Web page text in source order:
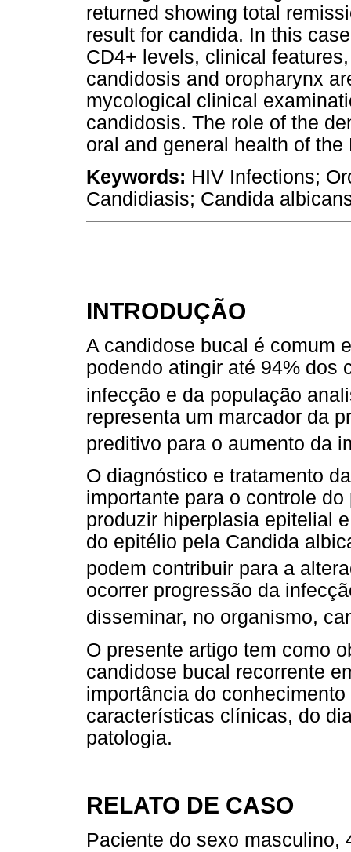
returned showing total
result for candida. In this
CD4+ levels, clinical
candidosis and oropharynx
mycological clinical
candidosis. The role of the
oral and general health of the
Keywords: HIV Infections;
Candidiasis; Candida
INTRODUÇÃO
A candidose bucal é comum
podendo atingir até 94% dos
infecção e da população
representa um marcador da
preditivo para o aumento da
O diagnóstico e tratamento
importante para o controle
produzir hiperplasia epitelial
do epitélio pela Candida
podem contribuir para a
ocorrer progressão da
disseminar, no organismo,
O presente artigo tem como
candidose bucal recorrente
importância do
características clínicas, do
patologia.
RELATO DE CASO
Paciente do sexo masculino,